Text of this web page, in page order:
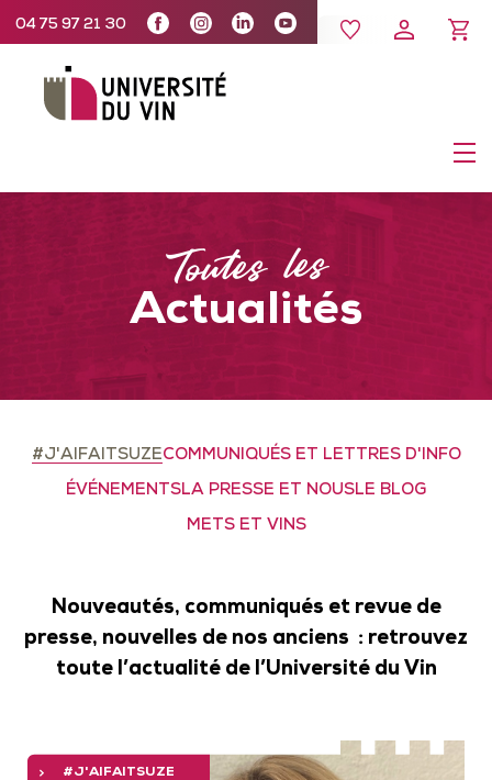
04 75 97 21 30
Toutes les
Actualités
#J'AIFAITSUZECOMMUNIQUÉS ET LETTRES D'INFO
ÉVÉNEMENTSLA PRESSE ET NOUSLE BLOG
METS ET VINS
Nouveautés, communiqués et revue de
presse, nouvelles de nos anciens : retrouvez
toute l’actualité de l’Université du Vin
#J'AIFAITSUZE